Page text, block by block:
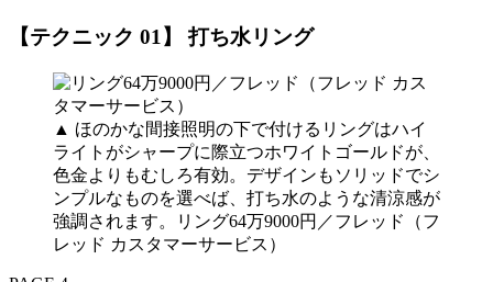
【テクニック 01】 打ち水リング
▲ ほのかな間接照明の下で付けるリングはハイ
ライトがシャープに際立つホワイトゴールドが、
色金よりもむしろ有効。デザインもソリッドでシ
ンプルなものを選べば、打ち水のような清涼感が
強調されます。リング64万9000円／フレッド（フ
レッド カスタマーサービス）